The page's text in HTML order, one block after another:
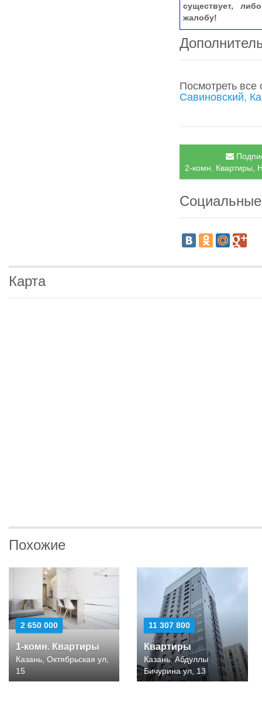
существует,
жалобу!
Посмотреть
Савиновский,
2-комн. Квартиры,
Карта
Похожие
2 650 000
1-комн. Квартиры
Казань, Октябрьская ул,
15
11 307 800
Квартиры
Казань, Абдуллы
Бичурина ул, 13